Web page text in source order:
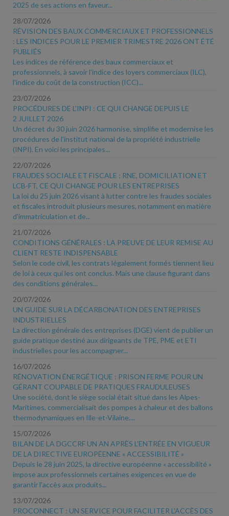
2025 de ses actions en faveur...
28/07/2026
RÉVISION DES BAUX COMMERCIAUX ET PROFESSIONNELS
: LES INDICES POUR LE PREMIER TRIMESTRE 2026 ONT ÉTÉ
PUBLIÉS
Les indices de référence des baux commerciaux et
professionnels, à savoir l'indice des loyers commerciaux (ILC),
l'indice du coût de la construction (ICC)...
23/07/2026
PROCÉDURES DE L'INPI : CE QUI CHANGE DEPUIS LE
2 JUILLET 2026
Un décret du 30 juin 2026 harmonise, simplifie et modernise les
procédures de l'institut national de la propriété industrielle
(INPI). En voici les principales...
22/07/2026
FRAUDES SOCIALE ET FISCALE : RNE, DOMICILIATION ET
LCB-FT, CE QUI CHANGE POUR LES ENTREPRISES
La loi du 25 juin 2026 visant à lutter contre les fraudes sociales
et fiscales introduit plusieurs mesures, notamment en matière
d'immatriculation et de...
21/07/2026
CONDITIONS GÉNÉRALES : LA PREUVE DE LEUR REMISE AU
CLIENT RESTE INDISPENSABLE
Selon le code civil, les contrats légalement formés tiennent lieu
de loi à ceux qui les ont conclus. Mais une clause figurant dans
des conditions générales...
20/07/2026
UN GUIDE SUR LA DÉCARBONATION DES ENTREPRISES
INDUSTRIELLES
La direction générale des entreprises (DGE) vient de publier un
guide pratique destiné aux dirigeants de TPE, PME et ETI
industrielles pour les accompagner...
16/07/2026
RÉNOVATION ÉNERGÉTIQUE : PRISON FERME POUR UN
GÉRANT COUPABLE DE PRATIQUES FRAUDULEUSES
Une société, dont le siège social était situé dans les Alpes-
Maritimes, commercialisait des pompes à chaleur et des ballons
thermodynamiques en Ille-et-Vilaine....
15/07/2026
BILAN DE LA DGCCRF UN AN APRÈS L'ENTRÉE EN VIGUEUR
DE LA DIRECTIVE EUROPÉENNE « ACCESSIBILITÉ »
Depuis le 28 juin 2025, la directive européenne « accessibilité »
impose aux professionnels certaines exigences en vue de
garantir l'accès aux produits...
13/07/2026
PROCONNECT : UN SERVICE POUR FACILITER L'ACCÈS DES